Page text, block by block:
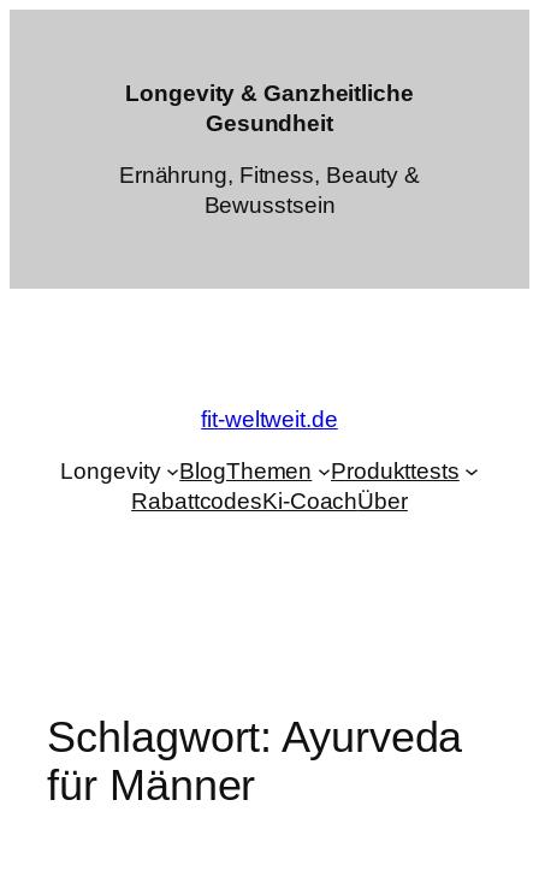
Longevity & Ganzheitliche
Gesundheit
Ernährung, Fitness, Beauty &
Bewusstsein
fit-weltweit.de
Longevity BlogThemen
Produkttests
RabattcodesKi-CoachÜber
Schlagwort:Ayurveda
für Männer